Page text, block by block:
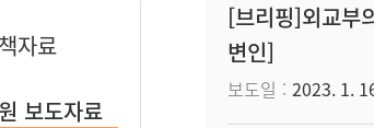
자료
보도자료
[브리핑]외교부
변인]
보도일 2023. 1.